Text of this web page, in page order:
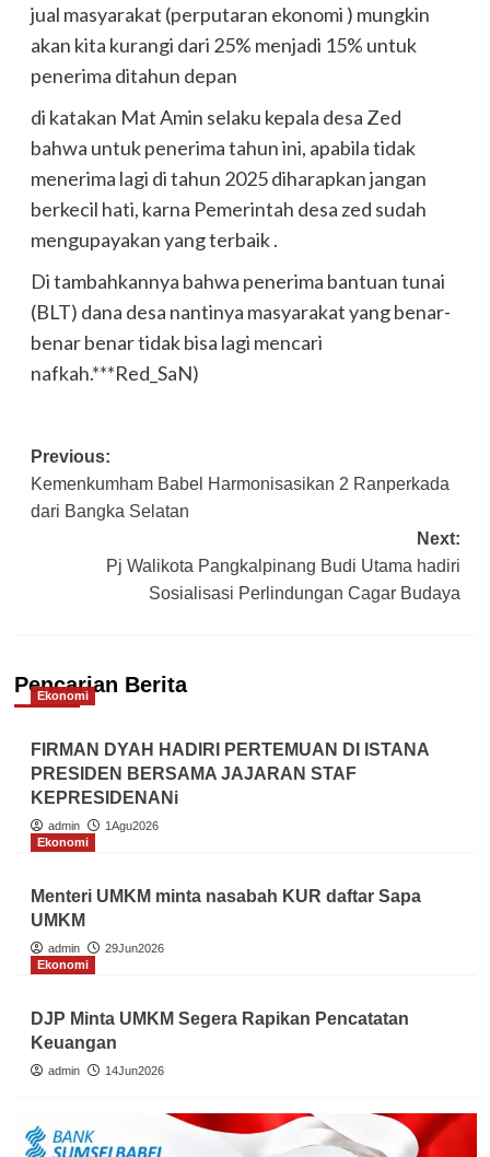
jual masyarakat (perputaran ekonomi ) mungkin
akan kita kurangi dari 25% menjadi 15% untuk
penerima ditahun depan
di katakan Mat Amin selaku kepala desa Zed
bahwa untuk penerima tahun ini, apabila tidak
menerima lagi di tahun 2025 diharapkan jangan
berkecil hati, karna Pemerintah desa zed sudah
mengupayakan yang terbaik .
Di tambahkannya bahwa penerima bantuan tunai
(BLT) dana desa nantinya masyarakat yang benar-
benar benar tidak bisa lagi mencari
nafkah.***Red_SaN)
Post
navigation
Previous:
Kemenkumham Babel Harmonisasikan 2 Ranperkada
dari Bangka Selatan
Next:
Pj Walikota Pangkalpinang Budi Utama hadiri
Sosialisasi Perlindungan Cagar Budaya
Pencarian Berita
Ekonomi
FIRMAN DYAH HADIRI PERTEMUAN DI ISTANA
PRESIDEN BERSAMA JAJARAN STAF
KEPRESIDENANi
admin
1Agu2026
Ekonomi
Menteri UMKM minta nasabah KUR daftar Sapa
UMKM
admin
29Jun2026
Ekonomi
DJP Minta UMKM Segera Rapikan Pencatatan
Keuangan
admin 14Jun2026